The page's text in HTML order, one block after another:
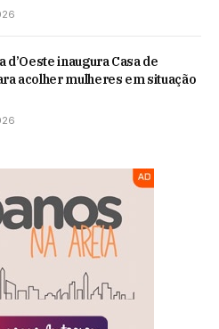
d’Oeste inaugura Casa de
acolher mulheres em situação